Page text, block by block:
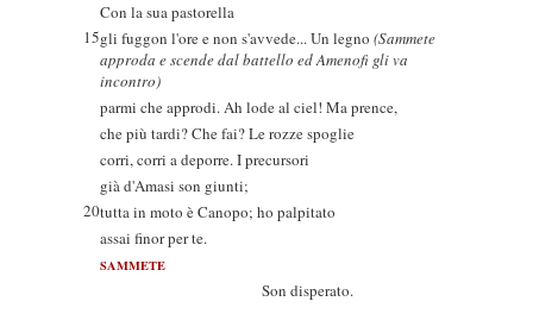
Con la sua pastorella
15gli fuggon l'ore e non s'avvede... Un legno (Sammete
approda e scende dal battello ed Amenofi gli va
incontro)
parmi che approdi. Ah lode al ciel! Ma prence,
che più tardi? Che fai? Le rozze spoglie
corri, corri a deporre. I precursori
già d'Amasi son giunti;
20tutta in moto è Canopo; ho palpitato
assai finor per te.
SAMMETE
Son disperato.